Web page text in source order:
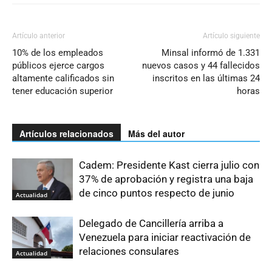
Artículo anterior
10% de los empleados
públicos ejerce cargos
altamente calificados sin
tener educación superior
Artículo siguiente
Minsal informó de 1.331
nuevos casos y 44 fallecidos
inscritos en las últimas 24
horas
Artículos relacionados Más del autor
Actualidad
Cadem: Presidente Kast cierra julio con
37% de aprobación y registra una baja
de cinco puntos respecto de junio
Actualidad
Delegado de Cancillería arriba a
Venezuela para iniciar reactivación de
relaciones consulares